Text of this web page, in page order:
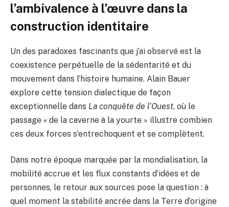
l’ambivalence à l’œuvre dans la
construction identitaire
Un des paradoxes fascinants que j’ai observé est la
coexistence perpétuelle de la sédentarité et du
mouvement dans l’histoire humaine. Alain Bauer
explore cette tension dialectique de façon
exceptionnelle dans La conquête de l’Ouest, où le
passage « de la caverne à la yourte » illustre combien
ces deux forces s’entrechoquent et se complètent.
Dans notre époque marquée par la mondialisation, la
mobilité accrue et les flux constants d’idées et de
personnes, le retour aux sources pose la question : à
quel moment la stabilité ancrée dans la Terre d’origine